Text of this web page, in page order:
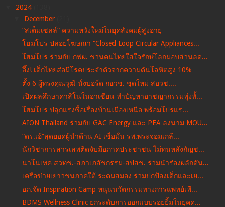
2024
December
“สเต็มเซลล์“ ความหวังใหม่ในยุคสังคมผู้สูงอายุ
โฮมโปร ปล่อยโฆษณา “Closed Loop Circular Appliances...
โฮมโปร ร่วมกับ กฟผ. ชวนคนไทยใส่ใจรักษ์โลกมอบส่วนลด...
อึ้ง! เด็กไทยส่อมีโรคประจำตัวจากความดันโลหิตสูง 10%
ตั้ง 6 ผู้ทรงคุณวุฒิ นั่งบอร์ด กอวช. ชุดใหม่ สอวช....
เปิดผลศึกษาคาสิโนในอาเซียน ทำปัญหาอาชญากรรมพุ่งทั้...
โฮมโปร ปลุกแรงซื้อเรื่องบ้านเมืองเหนือ พร้อมโปรแร...
AION Thailand ร่วมกับ GAC Energy และ PEA ลงนาม MOU...
“ดร.เอ้”สุดยอดผู้นำด้าน AI เชื่อมั่น รพ.พระจอมเกล้...
นักวิชาการสารเสพติดจับมือภาคประชาชน ไม่ทนหลังกัญช...
นาโนเทค สวทช.-สภาเภสัชกรรม-สปสช. ร่วมนำร่องผลักดัน...
เครือข่ายเยาวชนภาคใต้ ระดมสมอง ร่วมปกป้องเด็กและเย...
อภ.จัด Inspiration Camp หนุนนวัตกรรมทางการแพทย์เพื...
BDMS Wellness Clinic ยกระดับการออกแบบรอยยิ้มในยุคด...